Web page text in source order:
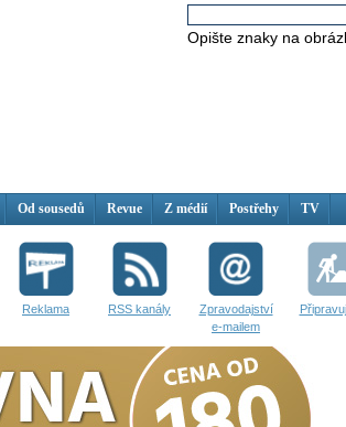
Opište znaky na
Od sousedů Revue Z médií Postřehy TV
Reklama RSS kanály
Zpravodajství
e-mailem